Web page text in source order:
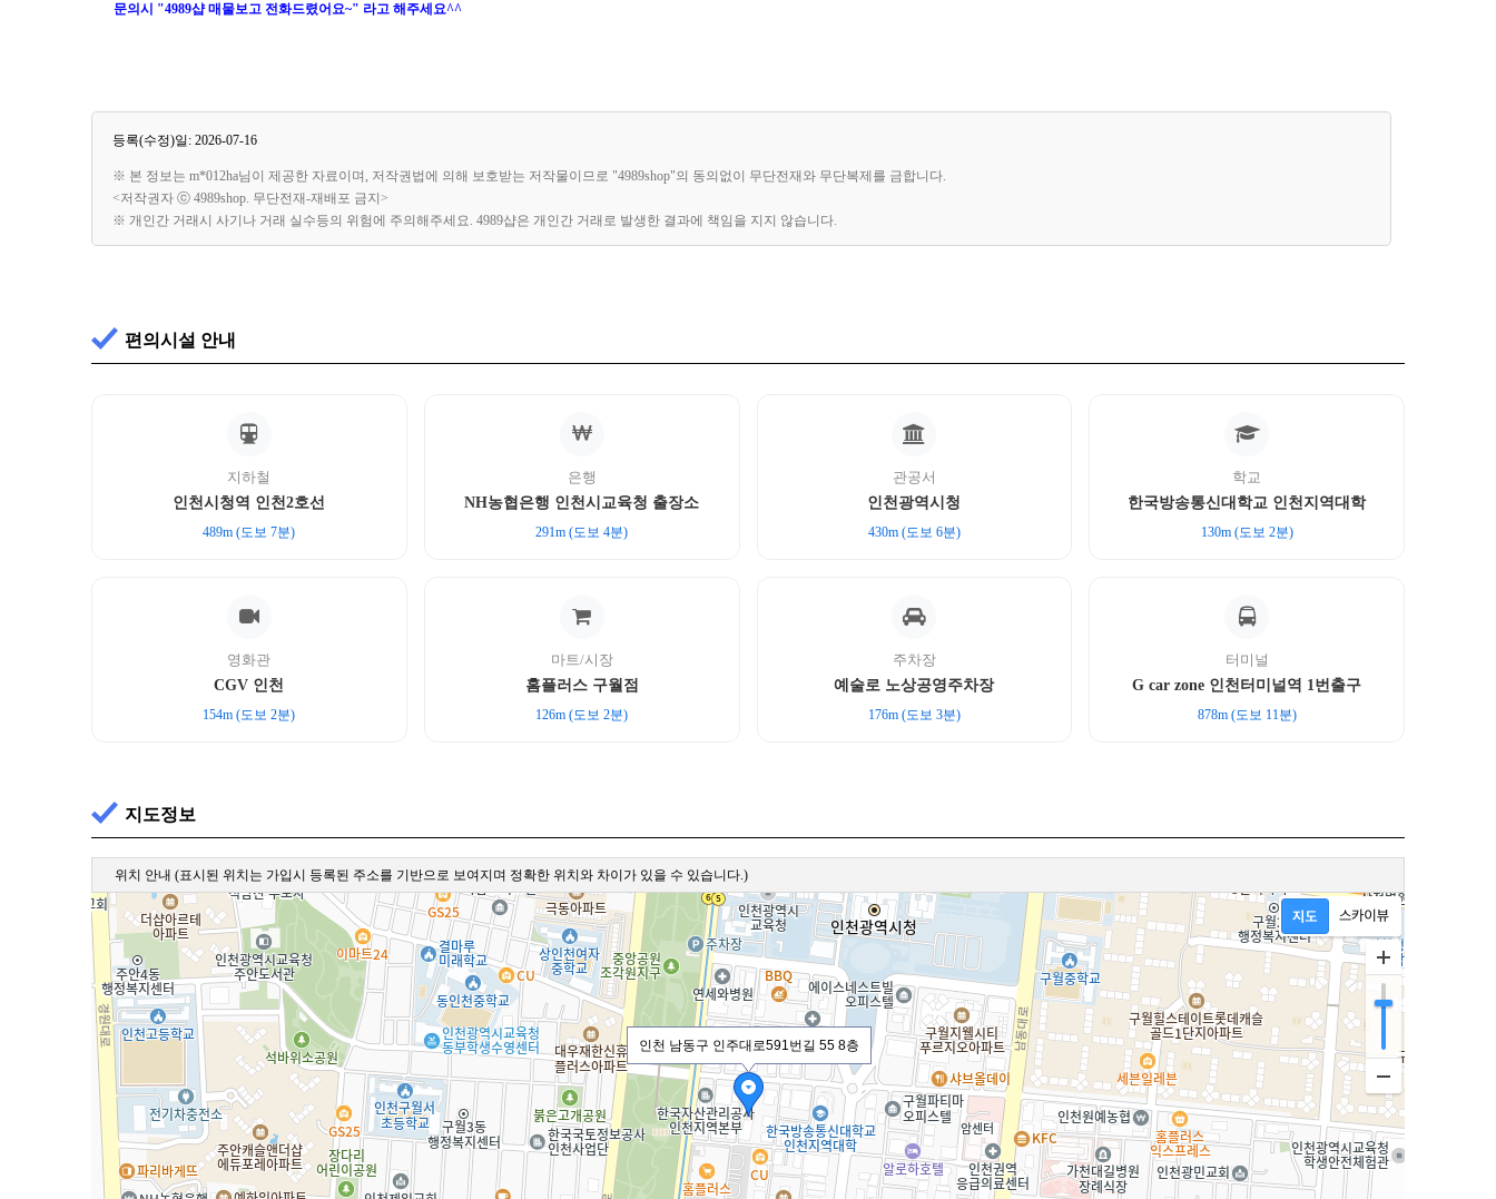
문의시 "4989샵 매물보고 전화드렸어요~" 라고 해주세요^^
등록(수정)일: 2026-07-16
※ 본 정보는 m*012ha님이 제공한 자료이며, 저작권법에 의해 보호받는 저작물이므로 "4989shop"의 동의없이 무단전재와 무단복제를 금합니다.
<저작권자 ⓒ 4989shop. 무단전재-재배포 금지>
※ 개인간 거래시 사기나 거래 실수등의 위험에 주의해주세요. 4989샵은 개인간 거래로 발생한 결과에 책임을 지지 않습니다.
편의시설 안내
지하철
인천시청역 인천2호선
489m (도보 7분)
은행
NH농협은행 인천시교육청 출장소
291m (도보 4분)
관공서
인천광역시청
430m (도보 6분)
학교
한국방송통신대학교 인천지역대학
130m (도보 2분)
영화관
CGV 인천
154m (도보 2분)
마트/시장
홈플러스 구월점
126m (도보 2분)
주차장
예술로 노상공영주차장
176m (도보 3분)
터미널
G car zone 인천터미널역 1번출구
878m (도보 11분)
지도정보
위치 안내 (표시된 위치는 가입시 등록된 주소를 기반으로 보여지며 정확한 위치와 차이가 있을 수 있습니다.)
인천 남동구 인주대로591번길 55 8층